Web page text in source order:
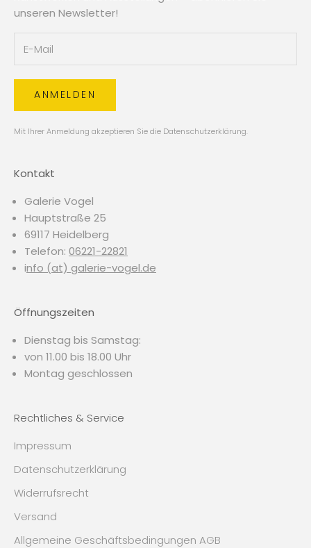
unseren Newsletter!
ANMELDEN
Mit Ihrer Anmeldung akzeptieren Sie die Datenschutzerklärung.
Kontakt
Galerie Vogel
Hauptstraße 25
69117 Heidelberg
Telefon: 06221-22821
info (at) galerie-vogel.de
Öffnungszeiten
Dienstag bis Samstag:
von 11.00 bis 18.00 Uhr
Montag geschlossen
Rechtliches & Service
Impressum
Datenschutzerklärung
Widerrufsrecht
Versand
Allgemeine Geschäftsbedingungen AGB